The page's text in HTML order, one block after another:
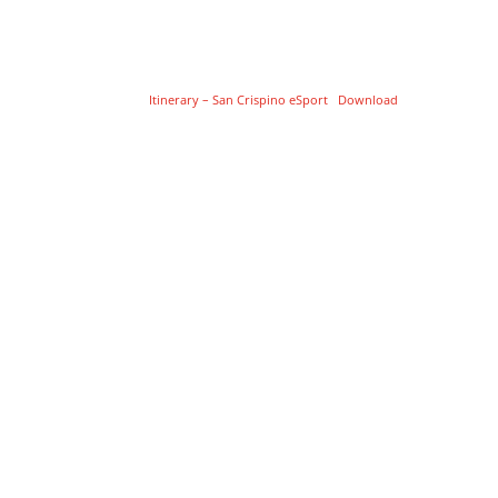
Itinerary – San Crispino eSport Download